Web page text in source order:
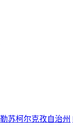
苏柯尔克孜自治州